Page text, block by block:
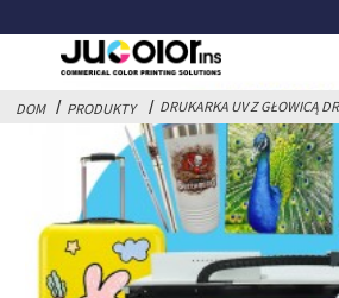
DOM PRODUKTY DRUKARKA UV Z GŁOWICĄ
DRUKARKA UV Z GŁOWICĄ